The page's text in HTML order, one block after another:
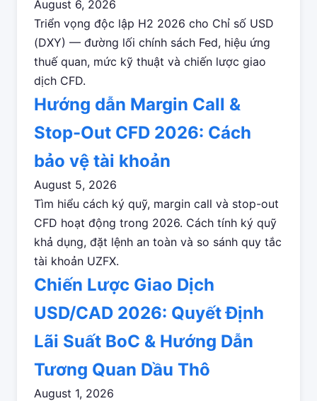
August 6, 2026
Triển vọng độc lập H2 2026 cho Chỉ số USD
(DXY) — đường lối chính sách Fed, hiệu ứng
thuế quan, mức kỹ thuật và chiến lược giao
dịch CFD.
Hướng dẫn Margin Call &
Stop-Out CFD 2026: Cách
bảo vệ tài khoản
August 5, 2026
Tìm hiểu cách ký quỹ, margin call và stop-out
CFD hoạt động trong 2026. Cách tính ký quỹ
khả dụng, đặt lệnh an toàn và so sánh quy tắc
tài khoản UZFX.
Chiến Lược Giao Dịch
USD/CAD 2026: Quyết Định
Lãi Suất BoC & Hướng Dẫn
Tương Quan Dầu Thô
August 1, 2026